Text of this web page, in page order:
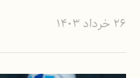
۲۶ خرداد ۱۴۰۳